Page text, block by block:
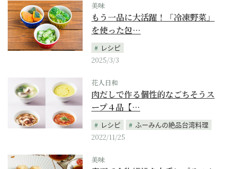
美味
もう一品に大活躍！「冷凍野菜」
を使った包…
レシピ
2025/3/3
花人日和
肉だしで作る個性的なごちそうス
ープ４品【…
レシピ
ふーみんの絶品台湾料理
2022/11/25
美味